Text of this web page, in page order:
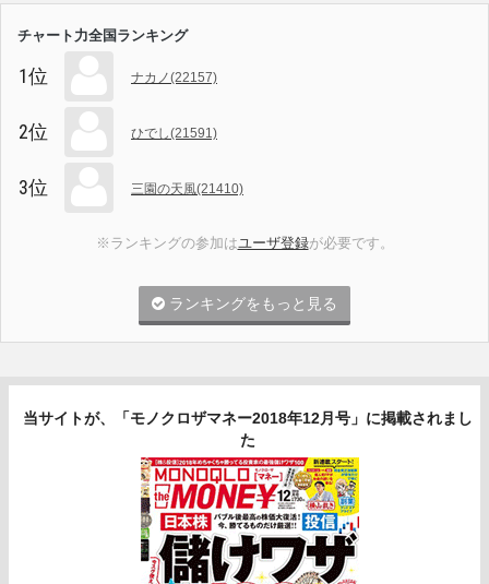
チャート力全国ランキング
1位 ナカノ(22157)
2位 ひでし(21591)
3位 三園の天風(21410)
※ランキングの参加はユーザ登録が必要です。
ランキングをもっと見る
当サイトが、「モノクロザマネー2018年12月号」に掲載されまし
た